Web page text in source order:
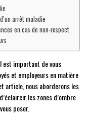
arrêt maladie
en cas de non-respect
est important de vous
et employeurs en matière
article, nous aborderons les
les zones d’ombre
poser.